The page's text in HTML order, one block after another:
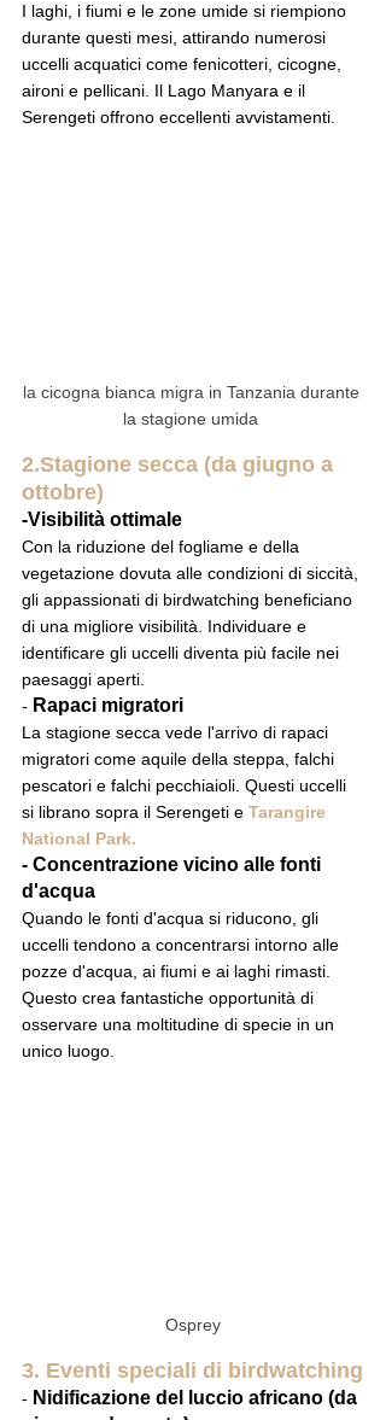
I laghi, i fiumi e le zone umide si riempiono
durante questi mesi, attirando numerosi
uccelli acquatici come fenicotteri, cicogne,
aironi e pellicani. Il Lago Manyara e il
Serengeti offrono eccellenti avvistamenti.
la cicogna bianca migra in Tanzania durante
la stagione umida
2.Stagione secca (da giugno a
ottobre)
-Visibilità ottimale
Con la riduzione del fogliame e della
vegetazione dovuta alle condizioni di siccità,
gli appassionati di birdwatching beneficiano
di una migliore visibilità. Individuare e
identificare gli uccelli diventa più facile nei
paesaggi aperti.
- Rapaci migratori
La stagione secca vede l'arrivo di rapaci
migratori come aquile della steppa, falchi
pescatori e falchi pecchiaioli. Questi uccelli
si librano sopra il Serengeti e Tarangire
National Park.
- Concentrazione vicino alle fonti
d'acqua
Quando le fonti d'acqua si riducono, gli
uccelli tendono a concentrarsi intorno alle
pozze d'acqua, ai fiumi e ai laghi rimasti.
Questo crea fantastiche opportunità di
osservare una moltitudine di specie in un
unico luogo.
Osprey
3. Eventi speciali di birdwatching
- Nidificazione del luccio africano (da